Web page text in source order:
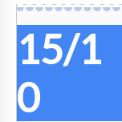
15/1
0